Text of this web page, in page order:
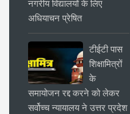
नगरीय विद्यालयों के लिए
अधियाचन प्रेषित
टीईटी पास
शिक्षामित्रों
के
समायोजन रद्द करने को लेकर
सर्वोच्च न्यायालय ने उत्तर प्रदेश